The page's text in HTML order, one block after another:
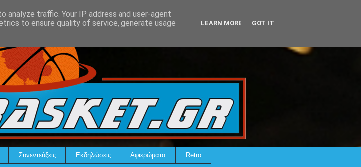
Συνεντεύξεις Εκδηλώσεις Αφιερώματα Retro
analyze traffic. Your IP address and user-agent
to ensure quality of service, generate usage
LEARN MORE GOT IT